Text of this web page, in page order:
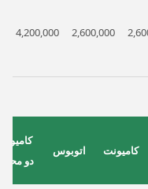
2,600,000
4,200,000
کامیونت اتوبوس
کامیون
دو محور